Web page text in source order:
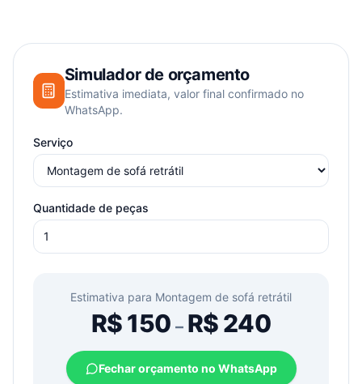
Simulador de orçamento
Estimativa imediata, valor final confirmado no
WhatsApp.
Serviço
Quantidade de peças
Estimativa para Montagem de sofá retrátil
R$150 –R$240
Fechar orçamento no WhatsApp